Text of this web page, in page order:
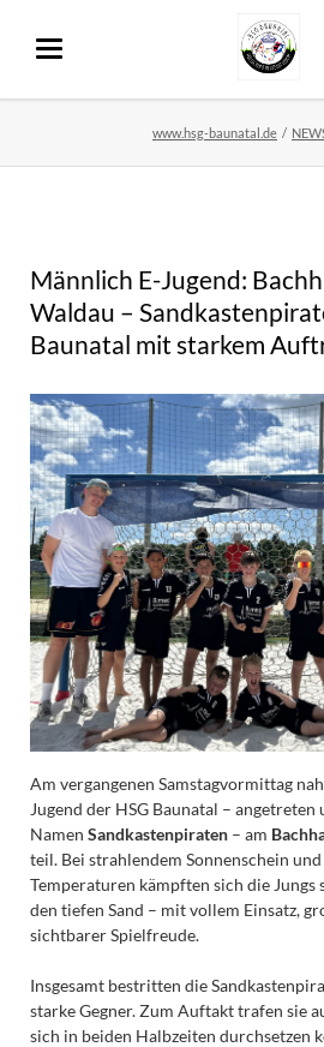
www.hsg-baunatal.de
Männlich E-Jugend:
Waldau –
Baunatal mit starkem
Am vergangenen Samstagvormittag
Jugend der HSG Baunatal –
Namen Sandkastenpiraten– am
teil. Bei strahlendem Sonnenschein
Temperaturen kämpften sich die
den tiefen Sand – mit vollem Einsatz,
sichtbarer Spielfreude.
Insgesamt bestritten die
starke Gegner. Zum Auftakt trafen sie
sich in beiden Halbzeiten durchsetzen